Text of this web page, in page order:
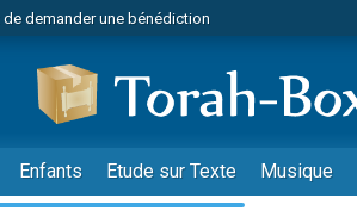
demander une bénédiction
dans Torah-Box Music
de faire un don pour Sauvez la jambe de Yohan
nous rejoindre sur WhatsApp
nous rejoindre sur WhatsApp
Enfants Etude sur Texte Musique